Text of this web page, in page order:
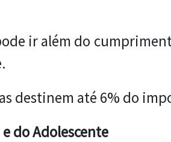
ir além do
destinem até 6% do
do Adolescente